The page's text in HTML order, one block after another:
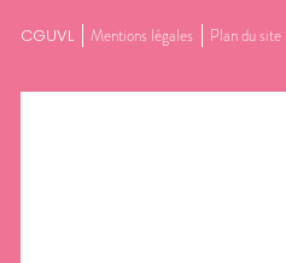
CGUVL Mentions légales Plan du site